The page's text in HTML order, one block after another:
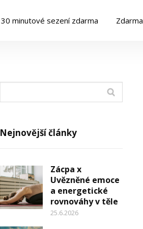
30 minutové sezení zdarma Zdarma
Nejnovější články
Zácpa x
Uvězněné emoce
a energetické
rovnováhy v těle
25.6.2026